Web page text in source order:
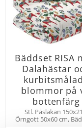
Bäddset RISA
Dalahästar
blommor på
bottenfärg
Stl. Påslakan
Örngott 50x60 cm,